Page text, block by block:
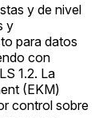
y de nivel
y
para datos
con
1.2. La
(EKM)
control sobre